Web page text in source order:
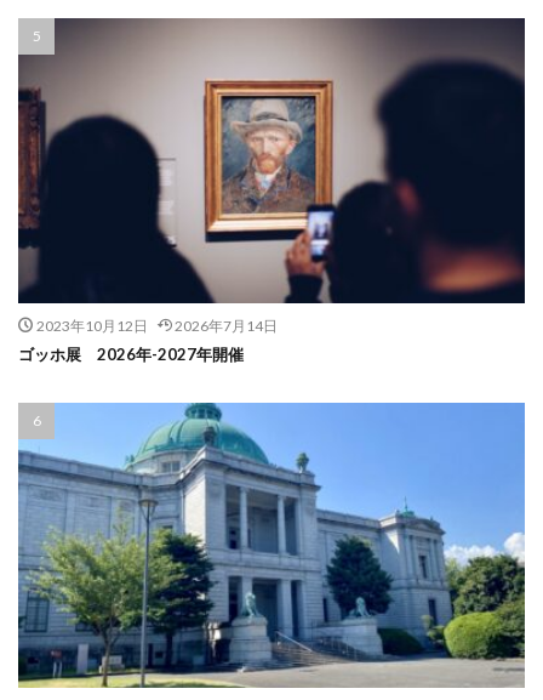
2023年10月12日 2026年7月14日
ゴッホ展 2026年-2027年開催